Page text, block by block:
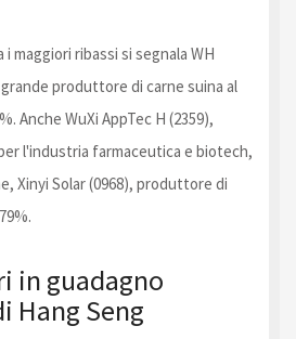
maggiori ribassi si segnala WH
produttore di carne suina al
Anche WuXi AppTec H (2359),
l'industria farmaceutica e biotech,
Xinyi Solar (0968), produttore di
in guadagno
Hang Seng